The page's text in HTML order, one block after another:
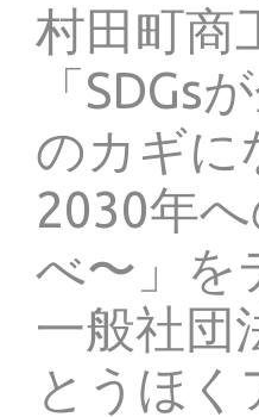
村田町商
「SDGs
のカギに
2030年
べ〜」を
一般社団
とうほ